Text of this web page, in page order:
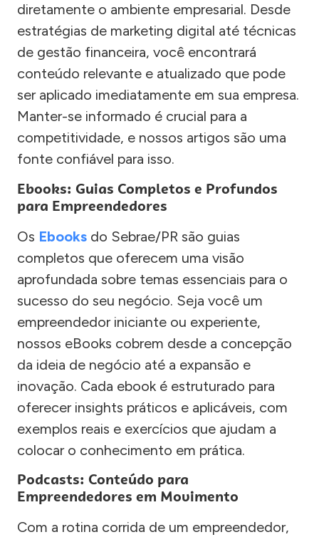
diretamente o ambiente empresarial. Desde
estratégias de marketing digital até técnicas
de gestão financeira, você encontrará
conteúdo relevante e atualizado que pode
ser aplicado imediatamente em sua empresa.
Manter-se informado é crucial para a
competitividade, e nossos artigos são uma
fonte confiável para isso.
Ebooks: Guias Completos e Profundos
para Empreendedores
Os Ebooks do Sebrae/PR são guias
completos que oferecem uma visão
aprofundada sobre temas essenciais para o
sucesso do seu negócio. Seja você um
empreendedor iniciante ou experiente,
nossos eBooks cobrem desde a concepção
da ideia de negócio até a expansão e
inovação. Cada ebook é estruturado para
oferecer insights práticos e aplicáveis, com
exemplos reais e exercícios que ajudam a
colocar o conhecimento em prática.
Podcasts: Conteúdo para
Empreendedores em Movimento
Com a rotina corrida de um empreendedor,